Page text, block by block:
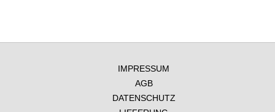
IMPRESSUM
AGB
DATENSCHUTZ